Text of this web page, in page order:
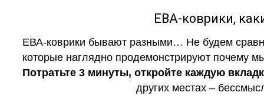
ЕВА-коврики,
ЕВА-коврики бывают разными… Не будем
которые наглядно продемонстрируют почему
Потратьте 3 минуты, откройте каждую
других местах –